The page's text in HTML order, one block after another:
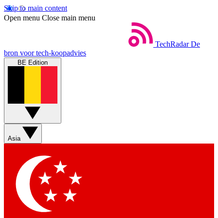
Skip to main content
Open menu Close main menu
TechRadar De
bron voor tech-koopadvies
BE Edition
Asia